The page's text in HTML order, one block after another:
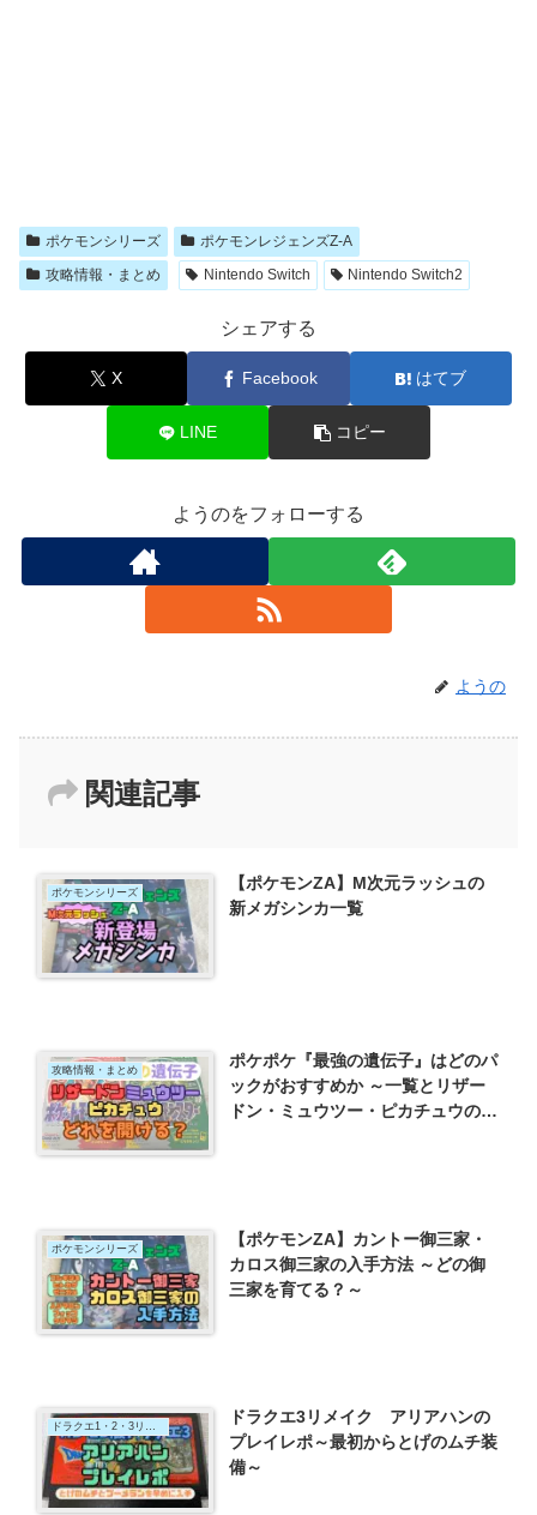
ポケモンシリーズ
ポケモンレジェンズZ-A
攻略情報・まとめ
Nintendo Switch Nintendo Switch2
シェアする
X Facebook はてブ
LINE コピー
ようのをフォローする
ようの
関連記事
ポケモンシリーズ
【ポケモンZA】M次元ラッシュの
新メガシンカ一覧
攻略情報・まとめ
ポケポケ『最強の遺伝子』はどのパ
ックがおすすめか ～一覧とリザー
ドン・ミュウツー・ピカチュウの違
ポケモンシリーズ
【ポケモンZA】カントー御三家・
カロス御三家の入手方法 ～どの御
三家を育てる？～
ドラクエ1・2・3リメイク
ドラクエ3リメイク アリアハンの
プレイレポ～最初からとげのムチ装
備～